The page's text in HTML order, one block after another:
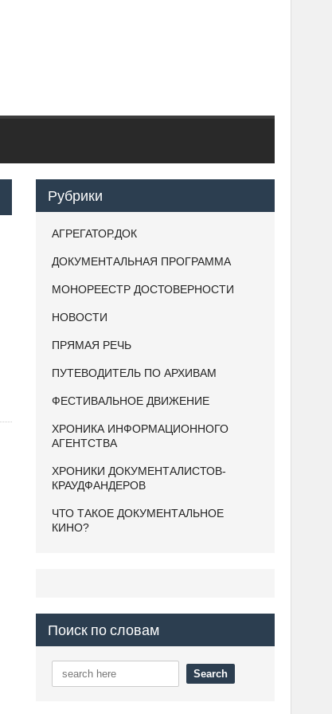
Рубрики
АГРЕГАТОР.ДОК
ДОКУМЕНТАЛЬНАЯ ПРОГРАММА
МОНОРЕЕСТР ДОСТОВЕРНОСТИ
НОВОСТИ
ПРЯМАЯ РЕЧЬ
ПУТЕВОДИТЕЛЬ ПО АРХИВАМ
ФЕСТИВАЛЬНОЕ ДВИЖЕНИЕ
ХРОНИКА ИНФОРМАЦИОННОГО
АГЕНТСТВА
ХРОНИКИ ДОКУМЕНТАЛИСТОВ-
КРАУДФАНДЕРОВ
ЧТО ТАКОЕ ДОКУМЕНТАЛЬНОЕ
КИНО?
Поиск по словам